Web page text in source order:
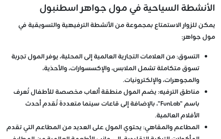
الأنشطة السياحية في مول جواهر اسطنبول
يمكن للزوار الاستمتاع بمجموعة من الأنشطة الترفيهية والتسويقية في
مول جواهر:
التسوق: من العلامات التجارية العالمية إلى المحلية، يوفر المول تجربة
تسوق متكاملة تشمل الملابس، والإكسسوارات، والأحذية،
والمجوهرات، والإلكترونيات.
مناطق الترفيه: يضم المول منطقة ألعاب مخصصة للأطفال تُعرف
باسم "FunLab"، بالإضافة إلى قاعات سينما متعددة تُقدم أحدث
الأفلام العالمية.
المطاعم والمقاهي: يحتوي المول على العديد من المطاعم التي تقدم